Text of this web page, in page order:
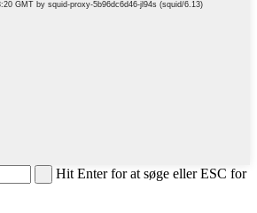
Hit Enter for at søge eller ESC for